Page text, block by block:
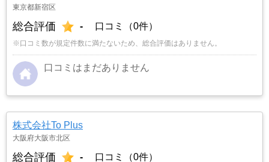
東京都新宿区
総合評価 - 口コミ（0件）
※口コミ数が規定件数に満たないため、総合評価はありません。
口コミはまだありません
株式会社To Plus
大阪府大阪市北区
総合評価 - 口コミ（0件）